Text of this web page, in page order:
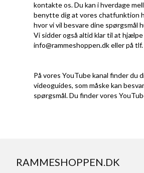
kontakte os. Du kan i hverdage
benytte dig at vores chatfunktion
hvor vi vil besvare dine spørgsmål
Vi sidder også altid klar til at hjælpe
info@rammeshoppen.dkeller på
På vores YouTube kanal finder du
videoguides, som måske kan
spørgsmål. Du finder vores
RAMMESHOPPEN.DK